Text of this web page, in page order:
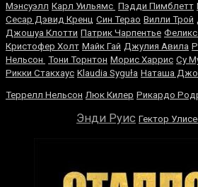
Мэнсуэлл Карл Уильямс Пэдди Пимблетт
Сесар Дэвид Кренц Син Терао Вилли Трой
Джошуа Клотти Патрик Чарпентье
Кристофер Холт Майк Гай Джулия Авила
Нельсон Тони Торнтон Морис Харрис Су
Рикки Стакхаус Klaudia Syguła Наташа
Террелл Нельсон Люк Килер Рикардо
Энди Руис Гектор